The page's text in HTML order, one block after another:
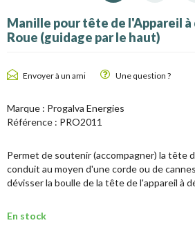
Manille pour tête de l'Appareil
Roue (guidage par le haut)
Envoyer à un ami Une question ?
Marque : Progalva Energies
Référence : PRO2011
Permet de soutenir (accompagner) la tête
conduit au moyen d'une corde ou de
dévisser la boulle de la tête de l'appareil à
En stock